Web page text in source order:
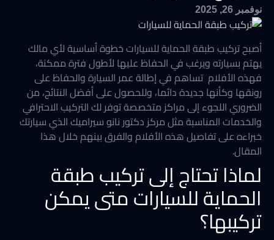
نوفمبر 26, 2025
أصبح تركيب طبقة الحماية للسيارات خطوة أساسية لأي مالك
يهتم بسيارته ويرغب في الحفاظ عليها لأطول فترة ممكنة،
فهذه الأفلام تساهم في إطالة عمر السيارة والحفاظ على
رونقها وكأنها جديدة دائما، وللحصول على أفضل النتائج، من
الضروري اللجوء إلى مراكز متخصصة توفر لك التركيب الاحترافي
والخدمات المناسبة مثل مركز دكتور نانو سيراميك الذي سيارتك
خبراءه على تفاصيل هذه الأفلام والفرق بينهم خلال هذا
المقال.
لماذا تحتاج إلى تركيب طبقة
الحماية للسيارات متى يمكن
تركيبها؟